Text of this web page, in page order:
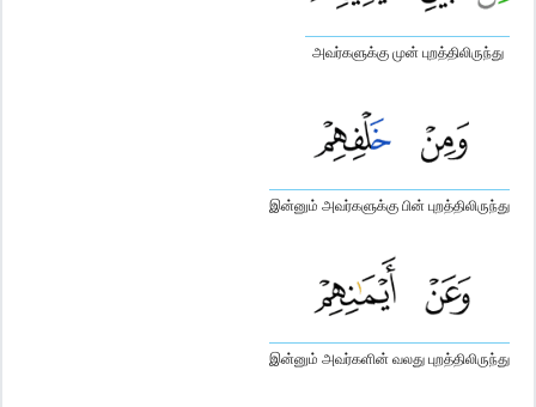
அவர்களுக்கு முன் புறத்திலிருந்து
இன்னும் அவர்களுக்கு பின் புறத்திலிருந்து
இன்னும் அவர்களின் வலது புறத்திலிருந்து